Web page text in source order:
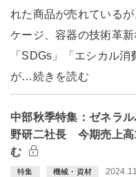
れた商品が売れている
ケージ、容器の技術革
「SDGs」「エシカル
が…続きを読む
中部秋季特集：ゼネラ
野研二社長 今期売上高
む
特集 機械・資材